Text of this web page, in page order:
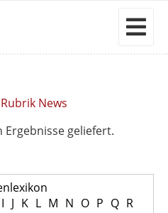
News
Ergebnisse geliefert.
I J K L M N O P Q R